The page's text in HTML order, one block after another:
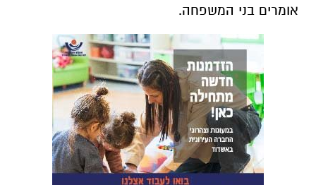
אומרים בני המשפחה.